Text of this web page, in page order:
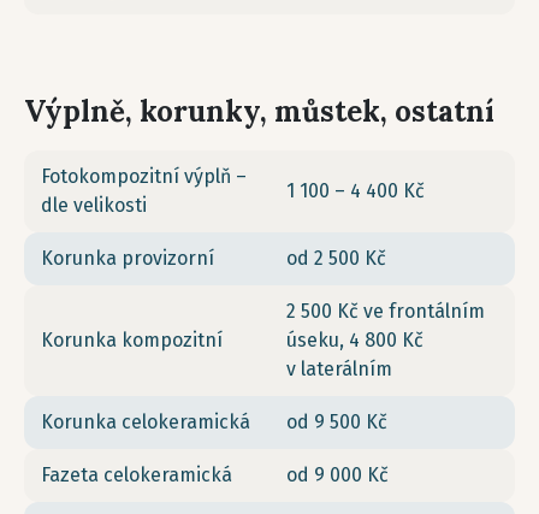
Výplně, korunky, můstek, ostatní
Fotokompozitní výplň –
dle velikosti
1 100 – 4 400 Kč
Korunka provizorní od 2 500 Kč
Korunka kompozitní
2 500 Kč ve frontálním
úseku, 4 800 Kč
v laterálním
Korunka celokeramická od 9 500 Kč
Fazeta celokeramická od 9 000 Kč